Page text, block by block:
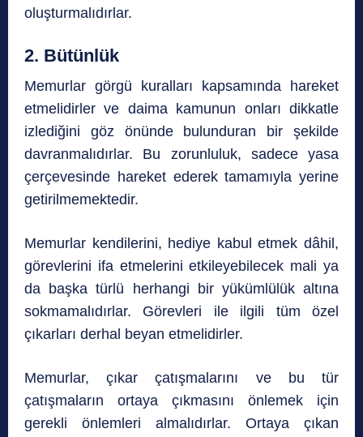
oluşturmalıdırlar.
2. Bütünlük
Memurlar görgü kuralları kapsamında hareket
etmelidirler ve daima kamunun onları dikkatle
izlediğini göz önünde bulunduran bir şekilde
davranmalıdırlar. Bu zorunluluk, sadece yasa
çerçevesinde hareket ederek tamamıyla yerine
getirilmemektedir.
Memurlar kendilerini, hediye kabul etmek dâhil,
görevlerini ifa etmelerini etkileyebilecek mali ya
da başka türlü herhangi bir yükümlülük altına
sokmamalıdırlar. Görevleri ile ilgili tüm özel
çıkarları derhal beyan etmelidirler.
Memurlar, çıkar çatışmalarını ve bu tür
çatışmaların ortaya çıkmasını önlemek için
gerekli önlemleri almalıdırlar. Ortaya çıkan